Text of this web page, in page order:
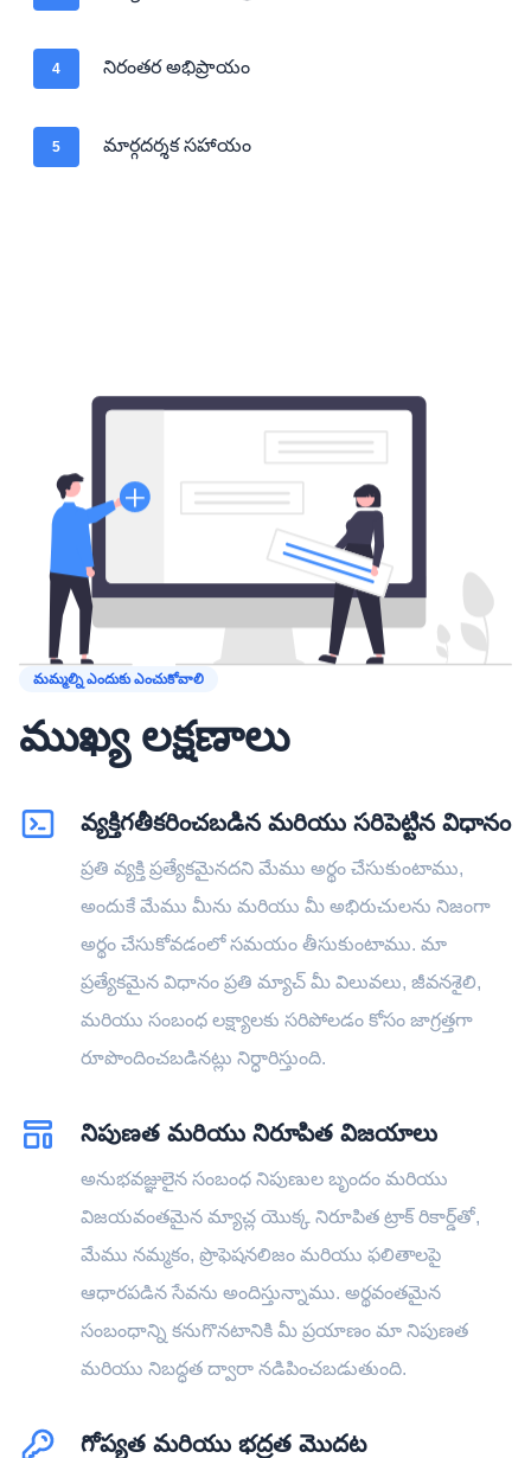
4 నిరంతర అభిప్రాయం
5 మార్గదర్శక సహాయం
మమ్మల్ని ఎందుకు ఎంచుకోవాలి
ముఖ్య లక్షణాలు
వ్యక్తిగతీకరించబడిన మరియు సరిపెట్టిన విధానం
ప్రతి వ్యక్తి ప్రత్యేకమైనదని మేము అర్థం చేసుకుంటాము,
అందుకే మేము మీను మరియు మీ అభిరుచులను నిజంగా
అర్థం చేసుకోవడంలో సమయం తీసుకుంటాము. మా
ప్రత్యేకమైన విధానం ప్రతి మ్యాచ్ మీ విలువలు, జీవనశైలి,
మరియు సంబంధ లక్ష్యాలకు సరిపోలడం కోసం జాగ్రత్తగా
రూపొందించబడినట్లు నిర్ధారిస్తుంది.
నిపుణత మరియు నిరూపిత విజయాలు
అనుభవజ్ఞులైన సంబంధ నిపుణుల బృందం మరియు
విజయవంతమైన మ్యాచ్ల యొక్క నిరూపిత ట్రాక్ రికార్డ్‌తో,
మేము నమ్మకం, ప్రొఫెషనలిజం మరియు ఫలితాలపై
ఆధారపడిన సేవను అందిస్తున్నాము. అర్థవంతమైన
సంబంధాన్ని కనుగొనటానికి మీ ప్రయాణం మా నిపుణత
మరియు నిబద్ధత ద్వారా నడిపించబడుతుంది.
గోప్యత మరియు భద్రత మొదట